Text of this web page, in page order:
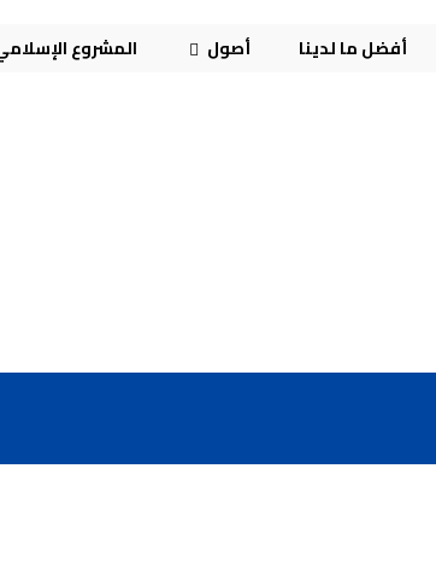
أفضل ما لدينا أصول المشروع